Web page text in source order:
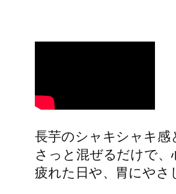
長芋のシャキシャキ感
さっと混ぜるだけで、
疲れた日や、胃にや